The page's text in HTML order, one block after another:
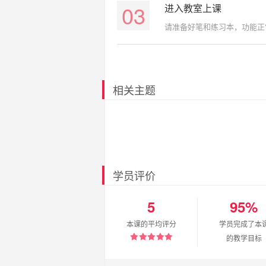
03 进入教室上课
请准备好笔和练习本，功能
相关主题
学员评价
5
本课的平均评分
95%
学员完成了本
的教学目标